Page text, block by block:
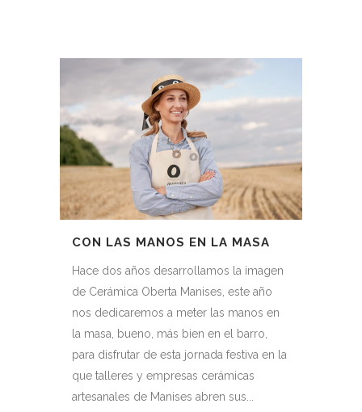
CON LAS MANOS EN LA MASA
Hace dos años desarrollamos la imagen
de Cerámica Oberta Manises, este año
nos dedicaremos a meter las manos en
la masa, bueno, más bien en el barro,
para disfrutar de esta jornada festiva en la
que talleres y empresas cerámicas
artesanales de Manises abren sus...